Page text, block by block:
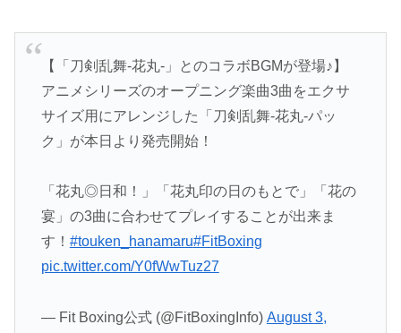
【「刀剣乱舞-花丸-」とのコラボBGMが登場♪】
アニメシリーズのオープニング楽曲3曲をエクサ
サイズ用にアレンジした「刀剣乱舞-花丸-パッ
ク」が本日より発売開始！
「花丸◎日和！」「花丸印の日のもとで」「花の
宴」の3曲に合わせてプレイすることが出来ま
す！ #touken_hanamaru#FitBoxing
pic.twitter.com/Y0fWwTuz27
— Fit Boxing公式 (@FitBoxingInfo) August 3,